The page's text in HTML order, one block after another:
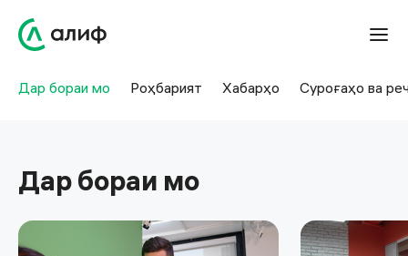
Дар бораи мо Роҳбарият Хабарҳо Суроғаҳо ва
Дар бораи мо